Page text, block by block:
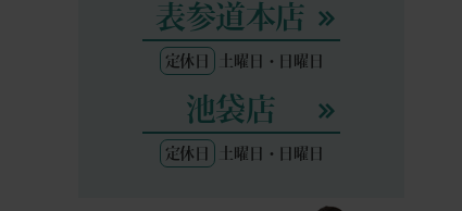
表参道本店
定休日 土曜日・日曜日
池袋店
定休日 土曜日・日曜日